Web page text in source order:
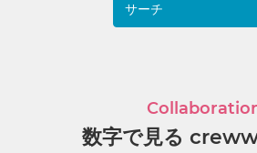
サーチ
数字で見る